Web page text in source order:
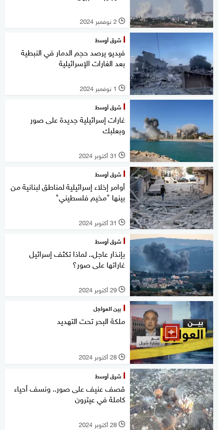
l 2 نوفمبر 2024
شرق أوسط
فيديو يرصد حجم الدمار في النبطية
بعد الغارات الإسرائيلية
l 1 نوفمبر 2024
شرق أوسط
غارات إسرائيلية جديدة على صور
وبعلبك
l 31 أكتوبر 2024
شرق أوسط
أوامر إخلاء إسرائيلية لمناطق لبنانية من
بينها "مخيم فلسطيني"
l 31 أكتوبر 2024
شرق أوسط
بإنذار عاجل.. لماذا تكثف إسرائيل
غاراتها على صور؟
l 29 أكتوبر 2024
بين العواجل
ملكة البحر تحت التهديد
l 28 أكتوبر 2024
شرق أوسط
قصف عنيف على صور.. ونسف أحياء
كاملة في عيترون
l 28 أكتوبر 2024